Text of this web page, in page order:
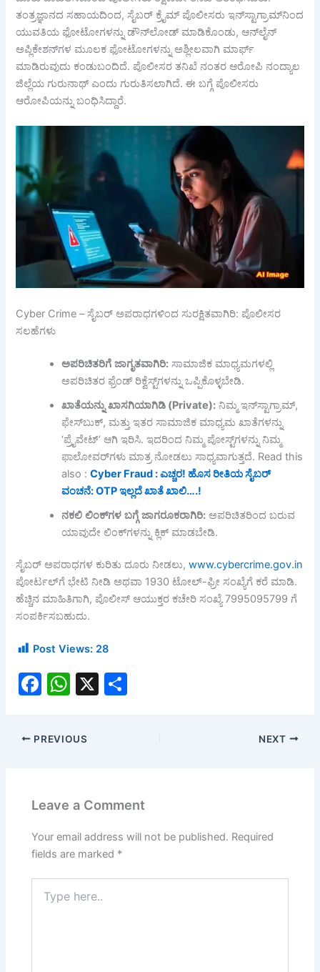
ತಂತ್ರಜ್ಞಾನದ ಸಹಾಯದಿಂದ, ಸೈಬರ್ ಕ್ರೈಮ್ ಪೊಲೀಸರು ಇನ್‌ಸ್ಟಾಗ್ರಾಮ್‌ನಿಂದ
ಯುವತಿಯ ಫೋಟೋಗಳನ್ನು ಡೌನ್‌ಲೋಡ್ ಮಾಡಿಕೊಂಡು, ಆನ್‌ಲೈನ್
ಅಪ್ಲಿಕೇಶನ್‌ಗಳ ಮೂಲಕ ಫೋಟೋಗಳನ್ನು ಅಶ್ಲೀಲವಾಗಿ ಮಾರ್ಫ್
ಮಾಡಿರುವುದು ಕಂಡುಬಂದಿದೆ. ಪೊಲೀಸರ ತನಿಖೆ ನಂತರ ಆರೋಪಿ ನಂದ್ಯಾಲ
ಜಿಲ್ಲೆಯ ಗುರುನಾಥ್ ಎಂದು ಗುರುತಿಸಲಾಗಿದೆ. ಈ ಬಗ್ಗೆ ಪೊಲೀಸರು
ಆರೋಪಿಯನ್ನು ಬಂಧಿಸಿದ್ದಾರೆ.
Cyber Crime – ಸೈಬರ್ ಅಪರಾಧಗಳಿಂದ ಸುರಕ್ಷಿತವಾಗಿರಿ: ಪೊಲೀಸರ
ಸಲಹೆಗಳು
ಅಪರಿಚಿತರಿಗೆ ಜಾಗೃತವಾಗಿರಿ: ಸಾಮಾಜಿಕ ಮಾಧ್ಯಮಗಳಲ್ಲಿ
ಅಪರಿಚಿತರ ಫ್ರೆಂಡ್ ರಿಕ್ವೆಸ್ಟ್‌ಗಳನ್ನು ಒಪ್ಪಿಕೊಳ್ಳಬೇಡಿ.
ಖಾತೆಯನ್ನು ಖಾಸಗಿಯಾಗಿಡಿ (Private): ನಿಮ್ಮ ಇನ್‌ಸ್ಟಾಗ್ರಾಮ್,
ಫೇಸ್‌ಬುಕ್, ಮತ್ತು ಇತರ ಸಾಮಾಜಿಕ ಮಾಧ್ಯಮ ಖಾತೆಗಳನ್ನು
‘ಪ್ರೈವೇಟ್’ ಆಗಿ ಇರಿಸಿ. ಇದರಿಂದ ನಿಮ್ಮ ಪೋಸ್ಟ್‌ಗಳನ್ನು ನಿಮ್ಮ
ಫಾಲೋವರ್‌ಗಳು ಮಾತ್ರ ನೋಡಲು ಸಾಧ್ಯವಾಗುತ್ತದೆ. Read this
also :Cyber Fraud : ಎಚ್ಚರ! ಹೊಸ ರೀತಿಯ ಸೈಬರ್
ವಂಚನೆ: OTP ಇಲ್ಲದೆ ಖಾತೆ ಖಾಲಿ….!
ನಕಲಿ ಲಿಂಕ್ಗಳ ಬಗ್ಗೆ ಜಾಗರೂಕರಾಗಿರಿ: ಅಪರಿಚಿತರಿಂದ ಬರುವ
ಯಾವುದೇ ಲಿಂಕ್‌ಗಳನ್ನು ಕ್ಲಿಕ್ ಮಾಡಬೇಡಿ.
ಸೈಬರ್ ಅಪರಾಧಗಳ ಕುರಿತು ದೂರು ನೀಡಲು,www.cybercrime.gov.in
ಪೋರ್ಟಲ್‌ಗೆ ಭೇಟಿ ನೀಡಿ ಅಥವಾ 1930 ಟೋಲ್-ಫ್ರೀ ಸಂಖ್ಯೆಗೆ ಕರೆ ಮಾಡಿ.
ಹೆಚ್ಚಿನ ಮಾಹಿತಿಗಾಗಿ, ಪೊಲೀಸ್ ಆಯುಕ್ತರ ಕಚೇರಿ ಸಂಖ್ಯೆ 7995095799 ಗೆ
ಸಂಪರ್ಕಿಸಬಹುದು.
Post Views: 28
F
c
e
o
k
W
at
s
p
X
PREVIOUS NEXT
Leave a Comment
Your email address will not be published. Required
fields are marked *
here..